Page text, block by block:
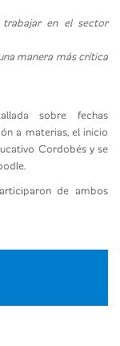
en el sector
manera más crítica
sobre fechas
a materias, el inicio
Cordobés y se
de ambos